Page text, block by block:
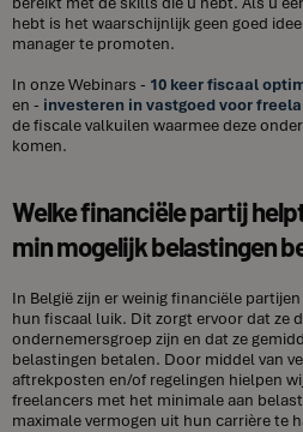
hebt is het waarschijnlijk geen goed
manager te promoten.
In onze Webinars - 10 keer fiscaal
en - investeren in vastgoed voor
de fiscale valkuilen waarmee deze
komen.
Welke financiële partij
min mogelijk belastingen
In België zijn er weinig financiële
hun fiscaal luik. Dit zorgt ervoor dat ze
ondernemersgroep zijn en dat ze
belastingen betalen. Door middel van
aftrekposten en/of regelingen hielpen
freelancers met het minimale aan
maximale vermogen uit hun carrière te